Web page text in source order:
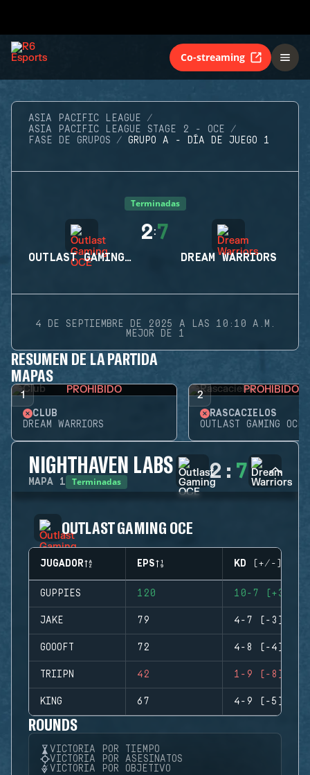
Co-streaming
ASIA PACIFIC LEAGUE
ASIA PACIFIC LEAGUE STAGE 2 - OCE
FASE DE GRUPOS
GRUPO A - DÍA DE JUEGO 1
Terminadas
OUTLAST GAMING OCE
2:7
DREAM WARRIORS
4 DE SEPTIEMBRE DE 2025 A LAS 10:10 A.M.
MEJOR DE 1
RESUMEN DE LA PARTIDA
MAPAS
1 PROHIBIDO
CLUB
DREAM WARRIORS
2 PROHIBIDO
RASCACIELOS
OUTLAST GAMING OCE
NIGHTHAVEN LABS
MAPA 1 Terminadas 2 : 7
OUTLAST GAMING OCE
JUGADOR EPS KD (+/-)
GUPPIES 120 10-7 (+3)
JAKE 79 4-7 (-3)
GOOOFT 72 4-8 (-4)
TRIIPN 42 1-9 (-8)
KING 67 4-9 (-5)
ROUNDS
VICTORIA POR TIEMPO
VICTORIA POR ASESINATOS
VICTORIA POR OBJETIVO